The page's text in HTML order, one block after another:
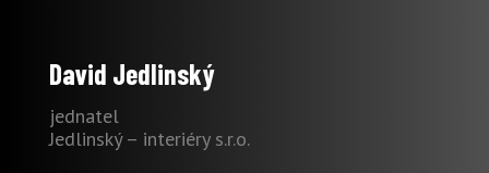
David Jedlinský
jednatel
Jedlinský – interiéry s.r.o.